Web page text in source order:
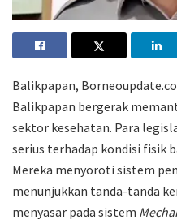
Balikpapan,
Balikpapan bergerak
sektor kesehatan. Para
serius terhadap kondisi fisik
Mereka menyoroti sistem
menunjukkan tanda-tanda
menyasar pada sistem